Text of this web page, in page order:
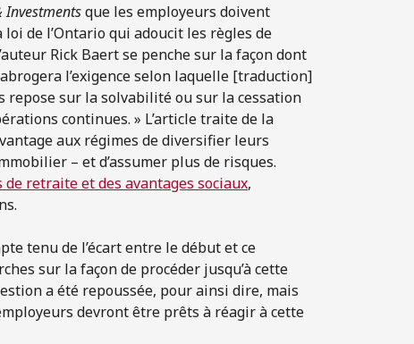
Investmentsque les employeurs doivent
de l’Ontario qui adoucit les règles de
Rick Baert se penche sur la façon dont
l’exigence selon laquelle [traduction]
sur la solvabilité ou sur la cessation
continues. » L’article traite de la
aux régimes de diversifier leurs
– et d’assumer plus de risques.
retraite et des avantages sociaux,
tenu de l’écart entre le début et ce
sur la façon de procéder jusqu’à cette
a été repoussée, pour ainsi dire, mais
devront être prêts à réagir à cette